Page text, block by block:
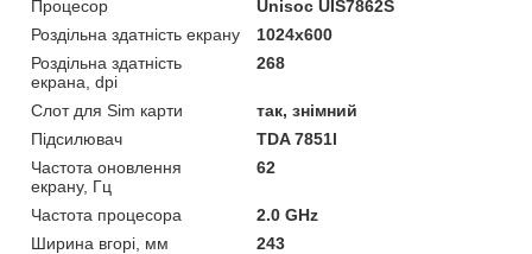
Процесор
Unisoc UIS7862S
Роздільна здатність екрану
1024х600
Роздільна здатність
екрана, dpi
268
Слот для Sim карти
так, знімний
Підсилювач
TDA 7851l
Частота оновлення
екрану, Гц
62
Частота процесора
2.0 GHz
Ширина вгорі, мм
243